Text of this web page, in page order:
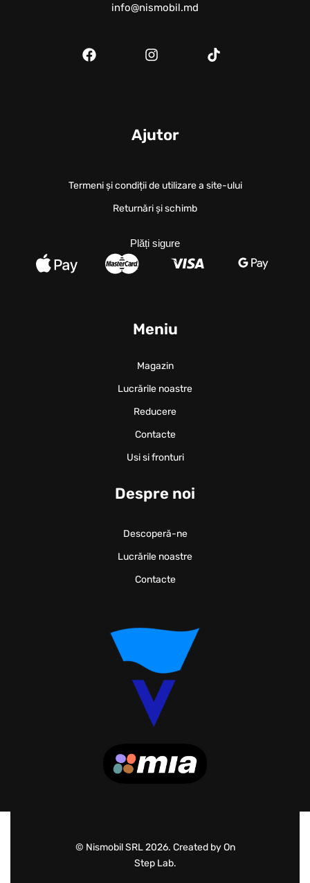
info@nismobil.md
Meniu
Magazin
Lucrările noastre
Reducere
Contacte
Usi si fronturi
Despre noi
Descoperă-ne
Lucrările noastre
Contacte
Ajutor
Termeni și condiții de utilizare a site-ului
Returnări și schimb
Plăți sigure
© Nismobil SRL 2026. Created by On
Step Lab.